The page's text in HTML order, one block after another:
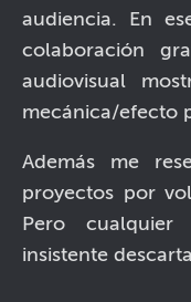
audiencia. En
colaboración
audiovisual
mecánica/efecto
Además me
proyectos por
Pero
insistente